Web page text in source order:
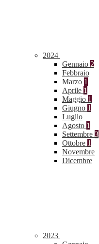
2024
Gennaio 2
Febbraio
Marzo 1
Aprile 1
Maggio 1
Giugno 1
Luglio
Agosto 1
Settembre 3
Ottobre 1
Novembre
Dicembre
2023